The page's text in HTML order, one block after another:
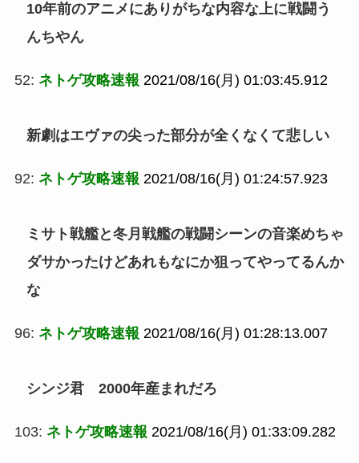
10年前のアニメにありがちな内容な上に戦闘う
んちやん
52: ネトゲ攻略速報 2021/08/16(月) 01:03:45.912
新劇はエヴァの尖った部分が全くなくて悲しい
92: ネトゲ攻略速報 2021/08/16(月) 01:24:57.923
ミサト戦艦と冬月戦艦の戦闘シーンの音楽めちゃ
ダサかったけどあれもなにか狙ってやってるんか
な
96: ネトゲ攻略速報 2021/08/16(月) 01:28:13.007
シンジ君 2000年産まれだろ
103: ネトゲ攻略速報 2021/08/16(月) 01:33:09.282